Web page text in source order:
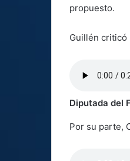
propuesto.
Guillén
Diputada del
Por su parte,